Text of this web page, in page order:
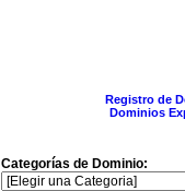
Registro de
Dominios
Categorías de Dominio: